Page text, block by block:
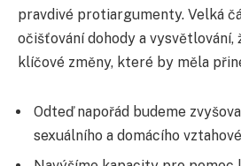
pravdivé protiargumenty. Velká
očišťování dohody a vysvětlování,
klíčové změny, které by měla
Odteď napořád budeme
sexuálního a domácího